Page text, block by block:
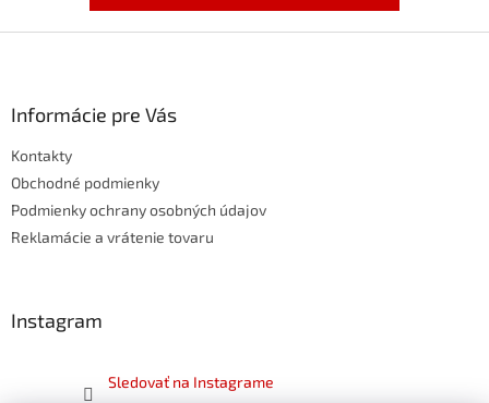
Informácie pre Vás
Kontakty
Obchodné podmienky
Podmienky ochrany osobných údajov
Reklamácie a vrátenie tovaru
Instagram
Sledovať na Instagrame